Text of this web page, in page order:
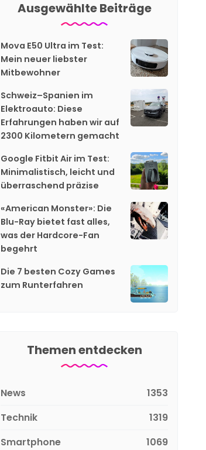
Ausgewählte Beiträge
Mova E50 Ultra im Test:
Mein neuer liebster
Mitbewohner
Schweiz–Spanien im
Elektroauto: Diese
Erfahrungen haben wir auf
2300 Kilometern gemacht
Google Fitbit Air im Test:
Minimalistisch, leicht und
überraschend präzise
«American Monster»: Die
Blu-Ray bietet fast alles,
was der Hardcore-Fan
begehrt
Die 7 besten Cozy Games
zum Runterfahren
Themen entdecken
News
1353
Technik
1319
Smartphone
1069